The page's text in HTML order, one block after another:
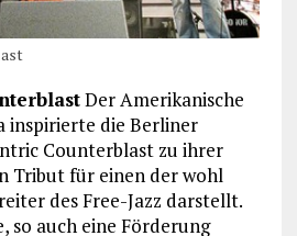
Der Amerikanische
inspirierte die Berliner
Counterblast zu ihrer
Tribut für einen der wohl
des Free-Jazz darstellt.
so auch eine Förderung